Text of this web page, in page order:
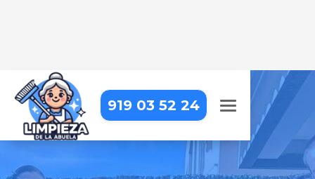
919 03 52 24
LIMPIEZA DE APARTAMENTOS
TURÍSTICOS EN EL ATAZAR